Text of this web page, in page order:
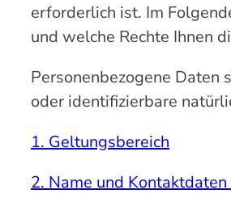
erforderlich ist. Im
und welche Rechte Ihnen
Personenbezogene Daten
oder identifizierbare
1. Geltungsbereich
2. Name und